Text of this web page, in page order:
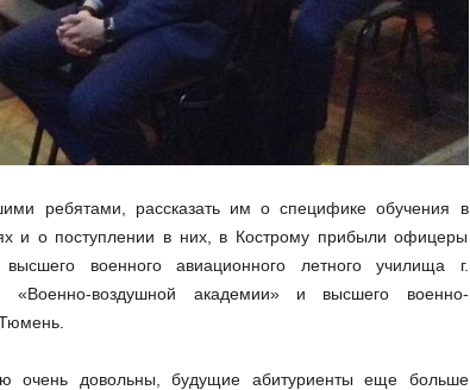
ребятами, рассказать им о специфике обучения в
и о поступлении в них, в Кострому прибыли офицеры
высшего военного авиационного летного училища г.
«Военно-воздушной академии» и высшего военно-
очень довольны, будущие абитуриенты еще больше